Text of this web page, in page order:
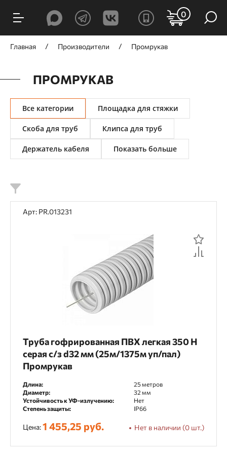
0
Главная Производители Промрукав
ПРОМРУКАВ
ФИЛЬТРЫ
Цена, ₽
от до
Назначение
Электромонтажные работы
Держатель кабеля
Клипса для труб
Площадка для стяжки
Скоба для труб
Длина
100 метров
150 мм
160 мм
200 мм
25 метров
250 мм
300 мм
Все категории Площадка для стяжки
Скоба для труб Клипса для труб
Держатель кабеля Показать больше
Арт: PR.013231
Труба гофрированная ПВХ легкая 350 Н
серая с/з d32 мм (25м/1375м уп/пал)
Промрукав
Длина:
25 метров
Диаметр:
32 мм
Устойчивость к УФ-излучению:
Нет
Степень защиты:
IP66
Цена:1 455,25 руб. Нет в наличии (0 шт.)